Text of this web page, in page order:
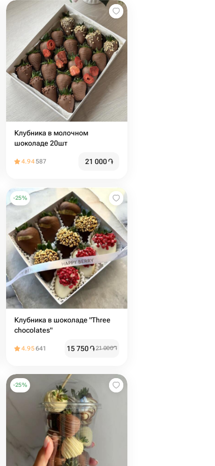
Клубника в молочном
шоколаде 20шт
4.94587 21 000֏
-25%
Клубника в шоколаде "Three
chocolates"
4.95641 15 750֏21 000֏
-25%